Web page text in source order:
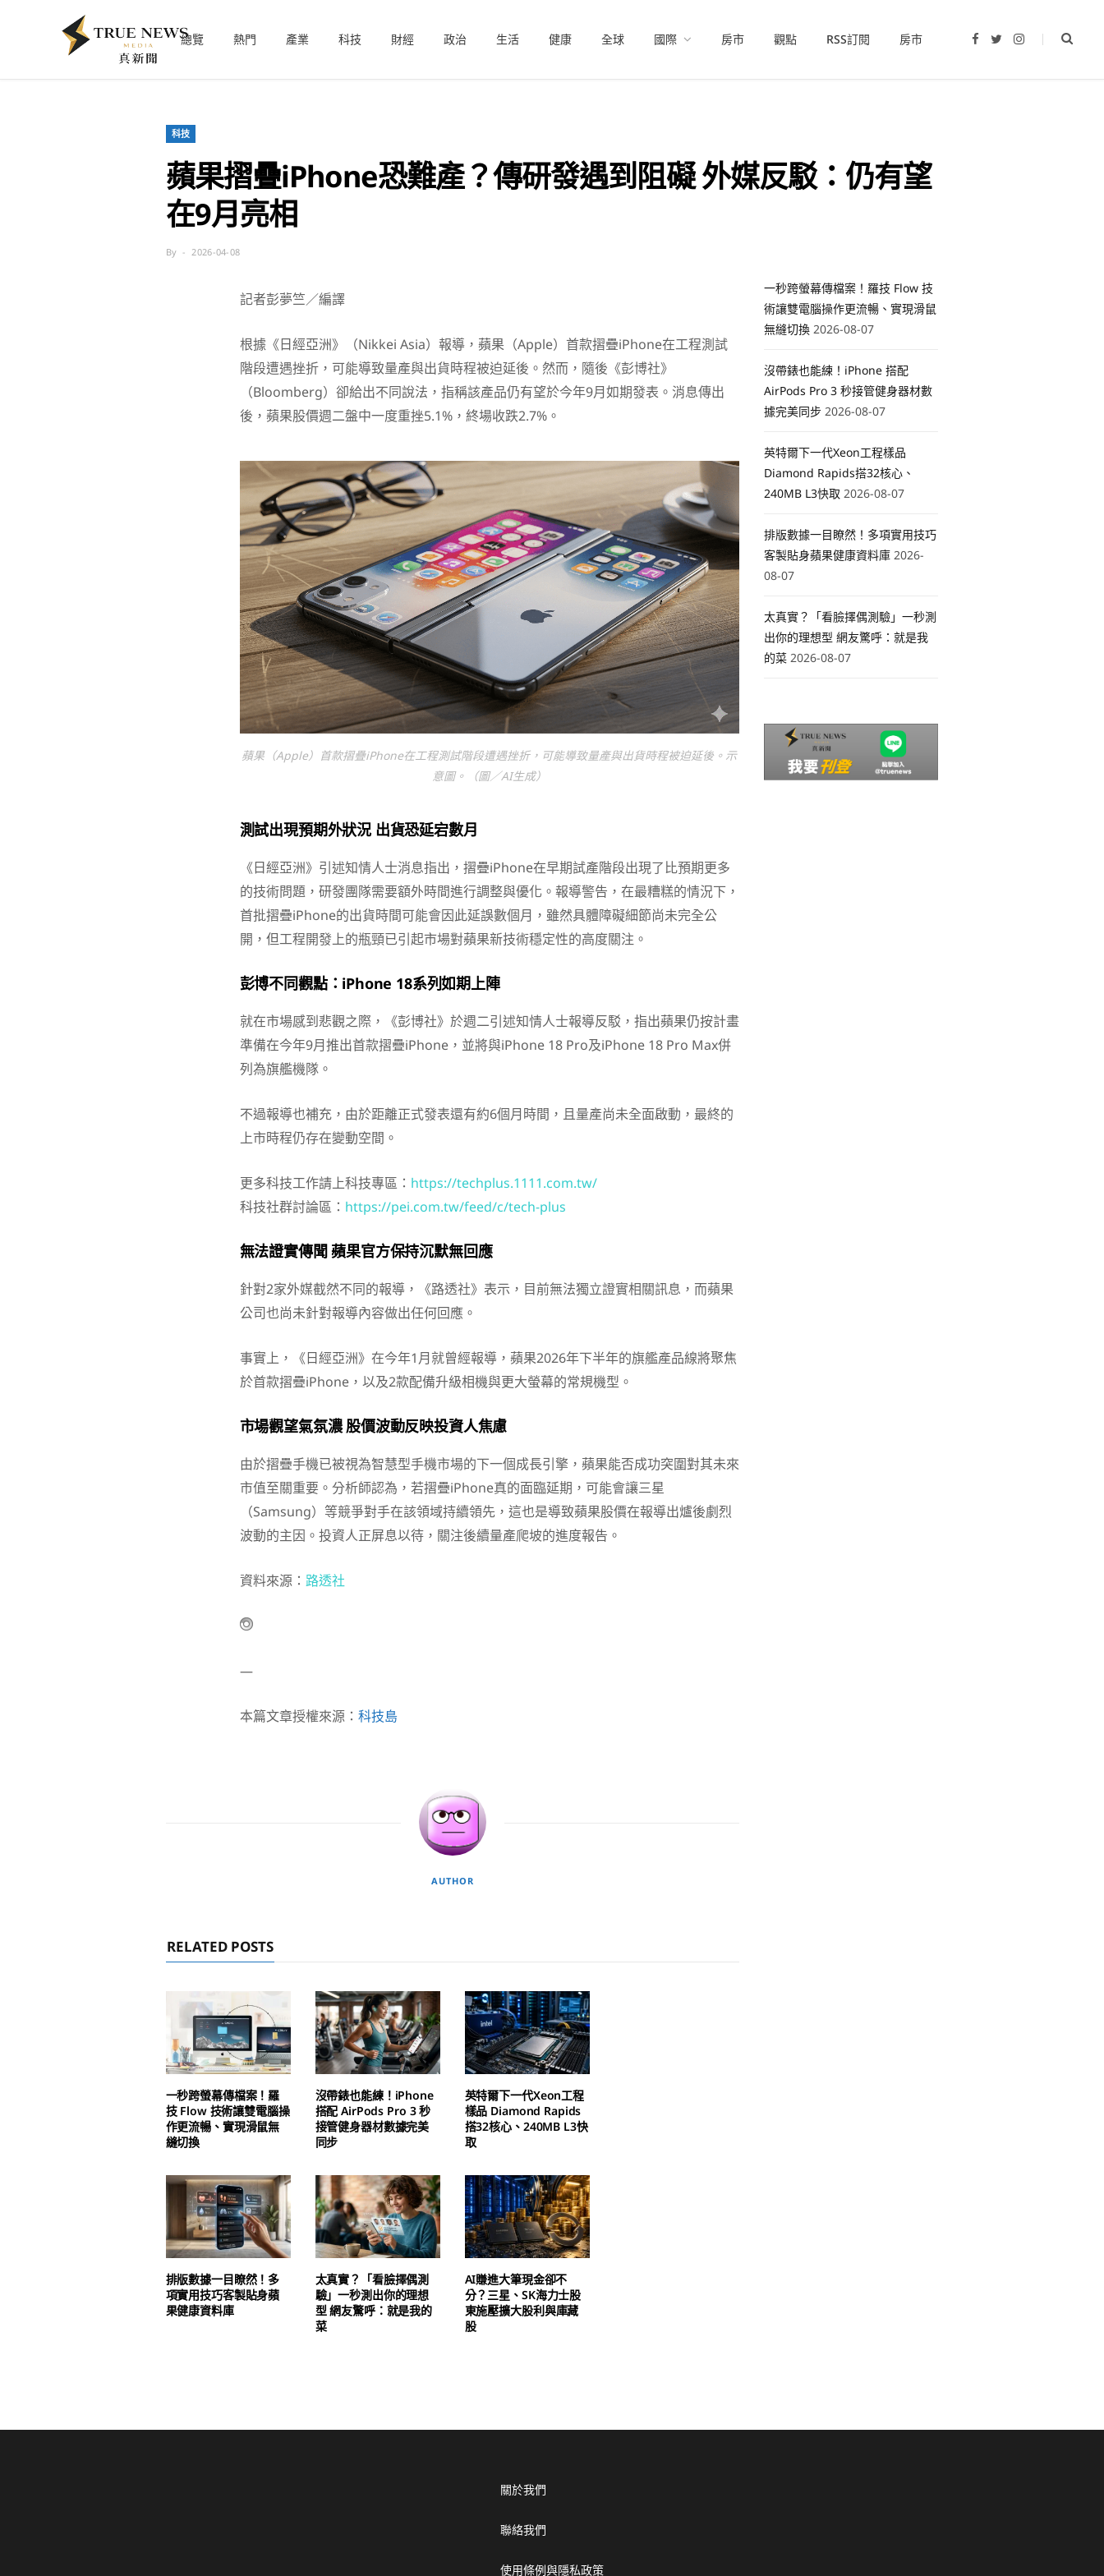
總覽 熱門 產業 科技 財經 政治 生活 健康 全球 國際 房市 觀點 RSS訂閱 房市
I
科技
蘋果摺疊iPhone恐難產？傳研發遇到阻礙 外媒反駁：仍有望
在9月亮相
By 2026-04-08
記者彭夢竺／編譯
根據《日經亞洲》（Nikkei Asia）報導，蘋果（Apple）首款摺疊iPhone在工程測試
階段遭遇挫折，可能導致量產與出貨時程被迫延後。然而，隨後《彭博社》
（Bloomberg）卻給出不同說法，指稱該產品仍有望於今年9月如期發表。消息傳出
後，蘋果股價週二盤中一度重挫5.1%，終場收跌2.7%。
蘋果（Apple）首款摺疊iPhone在工程測試階段遭遇挫折，可能導致量產與出貨時程被迫延後。示
意圖。（圖／AI生成）
測試出現預期外狀況 出貨恐延宕數月
《日經亞洲》引述知情人士消息指出，摺疊iPhone在早期試產階段出現了比預期更多
的技術問題，研發團隊需要額外時間進行調整與優化。報導警告，在最糟糕的情況下，
首批摺疊iPhone的出貨時間可能會因此延誤數個月，雖然具體障礙細節尚未完全公
開，但工程開發上的瓶頸已引起市場對蘋果新技術穩定性的高度關注。
彭博不同觀點：iPhone 18系列如期上陣
就在市場感到悲觀之際，《彭博社》於週二引述知情人士報導反駁，指出蘋果仍按計畫
準備在今年9月推出首款摺疊iPhone，並將與iPhone 18 Pro及iPhone 18 Pro Max併
列為旗艦機隊。
不過報導也補充，由於距離正式發表還有約6個月時間，且量產尚未全面啟動，最終的
上市時程仍存在變動空間。
更多科技工作請上科技專區： https://techplus.1111.com.tw/
科技社群討論區： https://pei.com.tw/feed/c/tech-plus
無法證實傳聞 蘋果官方保持沉默無回應
針對2家外媒截然不同的報導，《路透社》表示，目前無法獨立證實相關訊息，而蘋果
公司也尚未針對報導內容做出任何回應。
事實上，《日經亞洲》在今年1月就曾經報導，蘋果2026年下半年的旗艦產品線將聚焦
於首款摺疊iPhone，以及2款配備升級相機與更大螢幕的常規機型。
市場觀望氣氛濃 股價波動反映投資人焦慮
由於摺疊手機已被視為智慧型手機市場的下一個成長引擎，蘋果能否成功突圍對其未來
市值至關重要。分析師認為，若摺疊iPhone真的面臨延期，可能會讓三星
（Samsung）等競爭對手在該領域持續領先，這也是導致蘋果股價在報導出爐後劇烈
波動的主因。投資人正屏息以待，關注後續量產爬坡的進度報告。
資料來源： 路透社
—
本篇文章授權來源： 科技島
AUTHOR
RELATED POSTS
一秒跨螢幕傳檔案！羅
技 Flow 技術讓雙電腦操
作更流暢、實現滑鼠無
縫切換
沒帶錶也能練！iPhone
搭配 AirPods Pro 3 秒
接管健身器材數據完美
同步
英特爾下一代Xeon工程
樣品 Diamond Rapids
搭32核心、240MB L3快
取
排版數據一目瞭然！多
項實用技巧客製貼身蘋
果健康資料庫
太真實？「看臉擇偶測
驗」一秒測出你的理想
型 網友驚呼：就是我的
菜
AI賺進大筆現金卻不
分？三星、SK海力士股
東施壓擴大股利與庫藏
股
一秒跨螢幕傳檔案！羅技 Flow 技
術讓雙電腦操作更流暢、實現滑鼠
無縫切換 2026-08-07
沒帶錶也能練！iPhone 搭配
AirPods Pro 3 秒接管健身器材數
據完美同步 2026-08-07
英特爾下一代Xeon工程樣品
Diamond Rapids搭32核心、
240MB L3快取 2026-08-07
排版數據一目瞭然！多項實用技巧
客製貼身蘋果健康資料庫 2026-
08-07
太真實？「看臉擇偶測驗」一秒測
出你的理想型 網友驚呼：就是我
的菜 2026-08-07
關於我們
聯絡我們
使用條例與隱私政策